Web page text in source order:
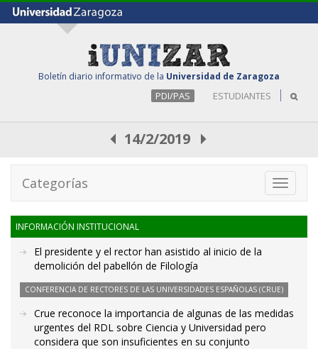
Boletín diario informativo de la Universidad de Zaragoza
PDI/PAS ESTUDIANTES
14/2/2019
Toggle
Categorías
INFORMACIÓN INSTITUCIONAL
El presidente y el rector han asistido al inicio de la
demolición del pabellón de Filología
CONFERENCIA DE RECTORES DE LAS UNIVERSIDADES ESPAÑOLAS (CRUE)
Crue reconoce la importancia de algunas de las medidas
urgentes del RDL sobre Ciencia y Universidad pero
considera que son insuficientes en su conjunto